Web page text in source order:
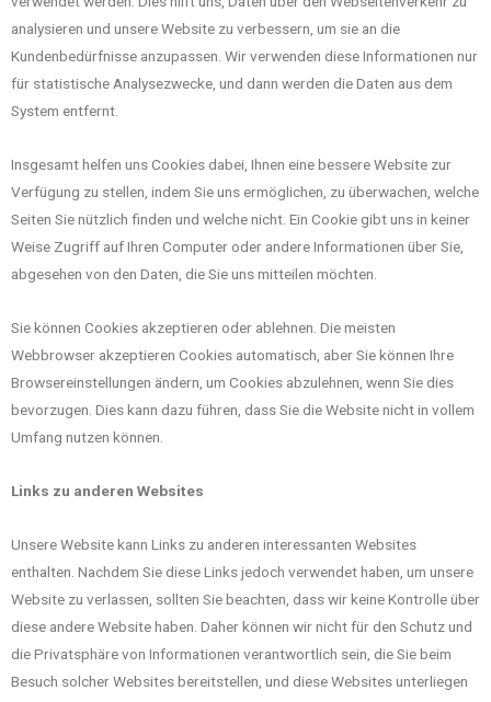
analysieren und unsere Website zu verbessern, um sie an die
Kundenbedürfnisse anzupassen. Wir verwenden diese Informationen nur
für statistische Analysezwecke, und dann werden die Daten aus dem
System entfernt.
Insgesamt helfen uns Cookies dabei, Ihnen eine bessere Website zur
Verfügung zu stellen, indem Sie uns ermöglichen, zu überwachen, welche
Seiten Sie nützlich finden und welche nicht. Ein Cookie gibt uns in keiner
Weise Zugriff auf Ihren Computer oder andere Informationen über Sie,
abgesehen von den Daten, die Sie uns mitteilen möchten.
Sie können Cookies akzeptieren oder ablehnen. Die meisten
Webbrowser akzeptieren Cookies automatisch, aber Sie können Ihre
Browsereinstellungen ändern, um Cookies abzulehnen, wenn Sie dies
bevorzugen. Dies kann dazu führen, dass Sie die Website nicht in vollem
Umfang nutzen können.
Links zu anderen Websites
Unsere Website kann Links zu anderen interessanten Websites
enthalten. Nachdem Sie diese Links jedoch verwendet haben, um unsere
Website zu verlassen, sollten Sie beachten, dass wir keine Kontrolle über
diese andere Website haben. Daher können wir nicht für den Schutz und
die Privatsphäre von Informationen verantwortlich sein, die Sie beim
Besuch solcher Websites bereitstellen, und diese Websites unterliegen